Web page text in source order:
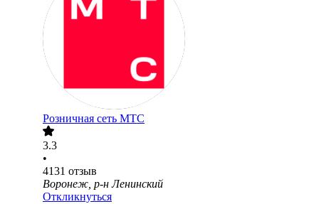
Розничная сеть МТС
3.3
•
4131 отзыв
Воронеж, р-н Ленинский
Откликнуться